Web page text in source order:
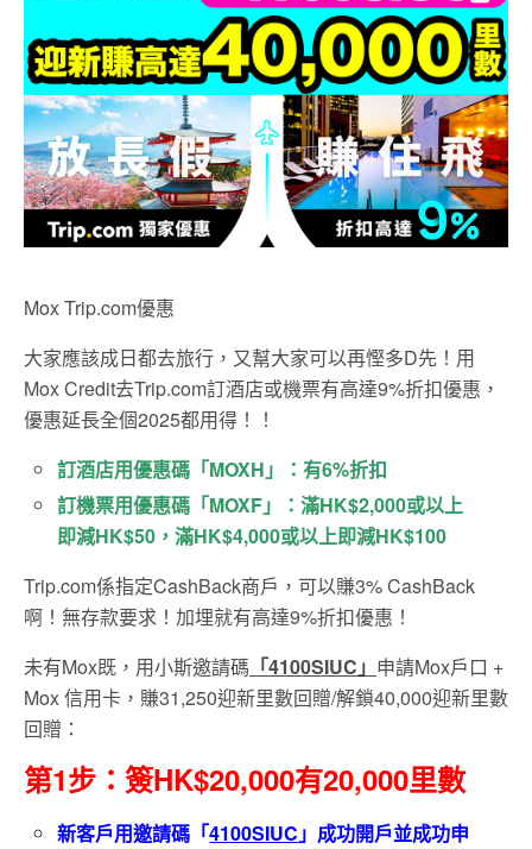
Mox Trip.com優惠
大家應該成日都去旅行，又幫大家可以再慳多D先！用
Mox Credit去Trip.com訂酒店或機票有高達9%折扣優惠，
優惠延長全個2025都用得！！
訂酒店用優惠碼「MOXH」：有6%折扣
訂機票用優惠碼「MOXF」：滿HK$2,000或以上
即減HK$50，滿HK$4,000或以上即減HK$100
Trip.com係指定CashBack商戶，可以賺3% CashBack
啊！無存款要求！加埋就有高達9%折扣優惠！
未有Mox既，用小斯邀請碼 「4100SIUC 」 申請Mox戶口 +
Mox 信用卡，賺31,250迎新里數回贈/解鎖40,000迎新里數
回贈：
第1步：簽HK$20,000有20,000里數
新客戶用邀請碼「4100SIUC 」成功開戶並成功申